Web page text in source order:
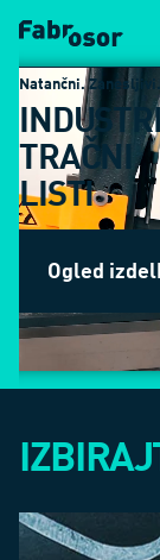
TRAČNI
LISTI
Natančni.
Ogled